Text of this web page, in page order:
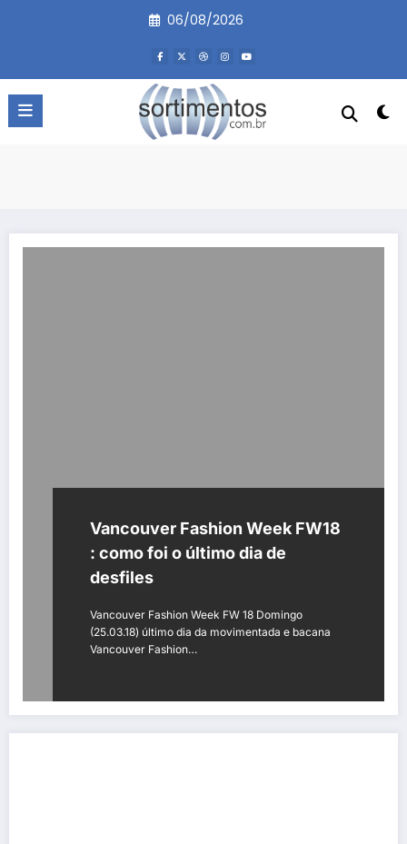
06/08/2026
Vancouver Fashion Week FW18
: como foi o último dia de
desfiles
Vancouver Fashion Week FW 18 Domingo
(25.03.18) último dia da movimentada e bacana
Vancouver Fashion…